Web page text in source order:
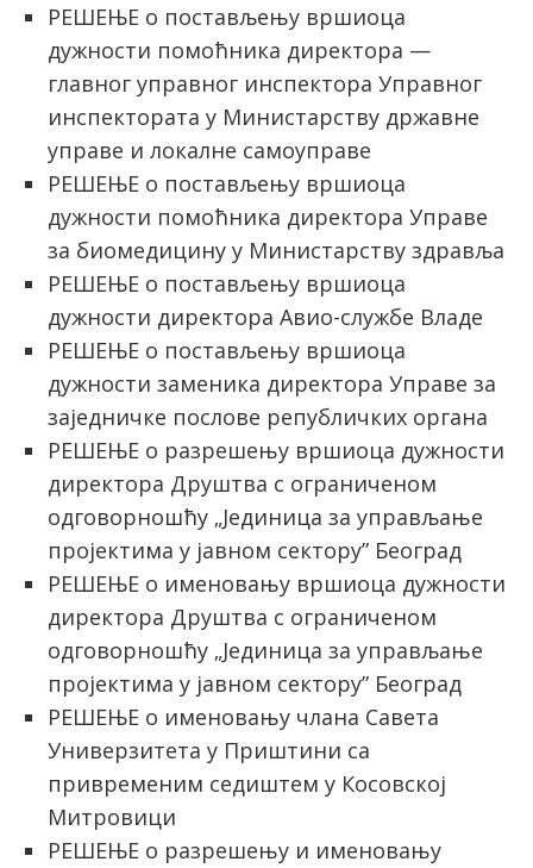
РЕШЕЊЕ о постављењу вршиоца
дужности помоћника директора —
главног управног инспектора Управног
инспектората у Министарству државне
управе и локалне самоуправе
РЕШЕЊЕ о постављењу вршиоца
дужности помоћника директора Управе
за биомедицину у Министарству здравља
РЕШЕЊЕ о постављењу вршиоца
дужности директора Авио-службе Владе
РЕШЕЊЕ о постављењу вршиоца
дужности заменика директора Управе за
заједничке послове републичких органа
РЕШЕЊЕ о разрешењу вршиоца дужности
директора Друштва с ограниченом
одговорношћу „Јединица за управљање
пројектима у јавном сектору” Београд
РЕШЕЊЕ о именовању вршиоца дужности
директора Друштва с ограниченом
одговорношћу „Јединица за управљање
пројектима у јавном сектору” Београд
РЕШЕЊЕ о именовању члана Савета
Универзитета у Приштини са
привременим седиштем у Косовској
Митровици
РЕШЕЊЕ о разрешењу и именовању